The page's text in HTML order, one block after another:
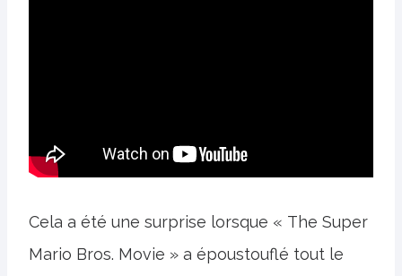
Cela a été une surprise lorsque « The Super
Mario Bros. Movie » a époustouflé tout le